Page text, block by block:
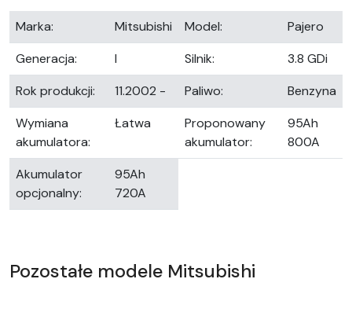
Marka: Mitsubishi Model:
Pajero
Generacja:
I Silnik:
3.8 GDi
Rok produkcji:
11.2002 - Paliwo:
Benzyna
Wymiana
akumulatora:
Łatwa
Proponowany
akumulator:
95Ah
800A
Akumulator
opcjonalny:
95Ah
720A
Pozostałe modele Mitsubishi